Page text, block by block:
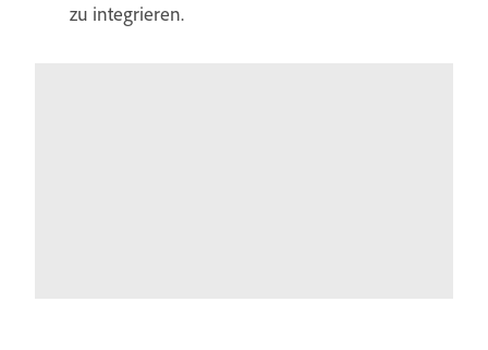
zu integrieren.